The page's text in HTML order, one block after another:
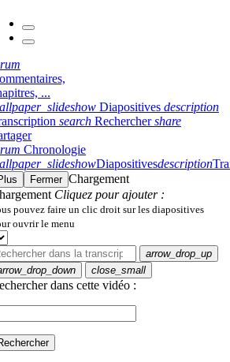
...
Diapositives description
search Rechercher share
Chronologie
Diapositivesdescription
Fermer Chargement
Cliquez pour ajouter :
pouvez faire un clic droit sur les diapositives
ouvrir le menu
arrow_drop_up
close_small
dans cette vidéo :